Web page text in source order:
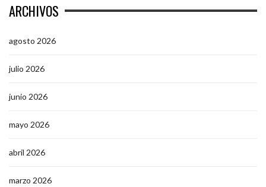
ARCHIVOS
agosto 2026
julio 2026
junio 2026
mayo 2026
abril 2026
marzo 2026